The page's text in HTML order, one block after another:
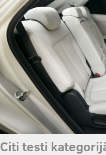
Citi testi